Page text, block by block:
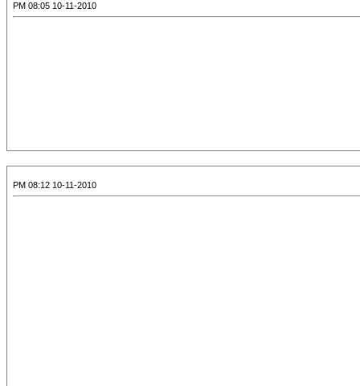
10-11-2010 08:05 PM
10-11-2010 08:12 PM